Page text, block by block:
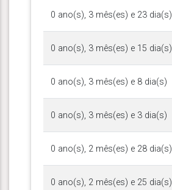
0 ano(s), 3 mês(es) e 23 dia(s)
0 ano(s), 3 mês(es) e 15 dia(s)
0 ano(s), 3 mês(es) e 8 dia(s)
0 ano(s), 3 mês(es) e 3 dia(s)
0 ano(s), 2 mês(es) e 28 dia(s)
0 ano(s), 2 mês(es) e 25 dia(s)